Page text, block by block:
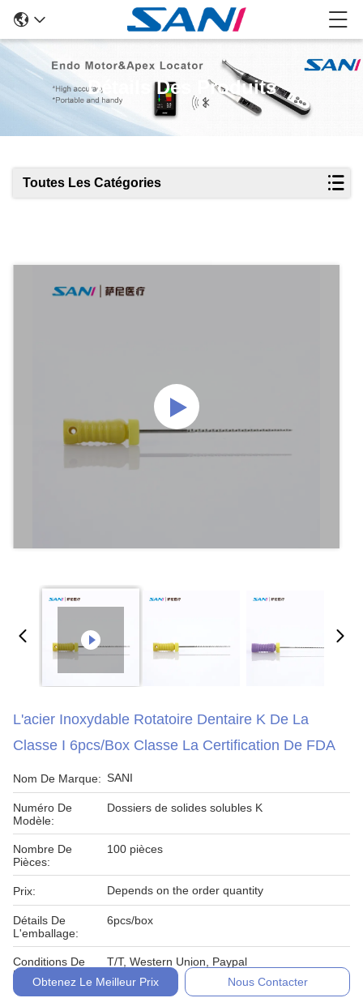
Détails Des Produits
Toutes Les Catégories
L'acier Inoxydable Rotatoire Dentaire K De La
Classe I 6pcs/Box Classe La Certification De FDA
Nom De Marque: SANI
Numéro De
Modèle:
Dossiers de solides solubles K
Nombre De
Pièces:
100 pièces
Prix: Depends on the order quantity
Détails De
L'emballage:
6pcs/box
Conditions De
Paiement:
T/T, Western Union, Paypal
Obtenez Le Meilleur Prix
Nous Contacter